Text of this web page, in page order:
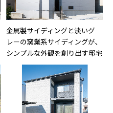
金属製サイディングと淡いグ
レーの窯業系サイディングが、
シンプルな外観を創り出す邸宅